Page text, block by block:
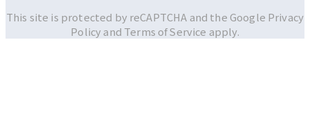
This site is protected by reCAPTCHA and the Google Privacy
Policy and Terms of Service apply.